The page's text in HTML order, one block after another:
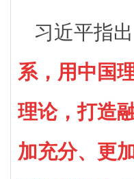
习近平指出
系，用中国
理论，打造
加充分、更